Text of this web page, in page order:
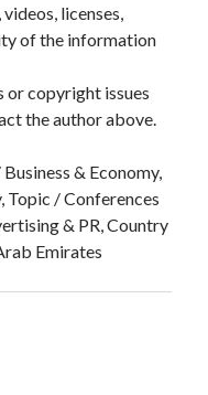
licenses,
of the information
or copyright issues
the author above.
& Economy,
Topic / Conferences
& PR, Country
Emirates